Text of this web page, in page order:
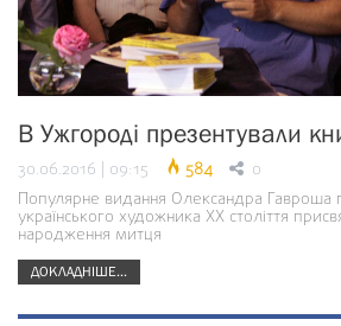
В Ужгороді презентували
30.06.2016 | 09:15 584 0
Популярне видання Олександра Гавроша
українського художника ХХ століття
народження митця
ДОКЛАДНІШЕ...